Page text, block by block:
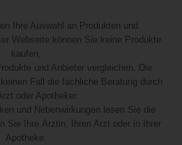
Ihre Auswahl an Produkten und
Webseite können Sie keine Produkte
kaufen,
und Anbieter vergleichen. Die
Fall die fachliche Beratung durch
oder Apotheker.
und Nebenwirkungen lesen Sie die
Sie Ihre Ärztin, Ihren Arzt oder in Ihrer
Apotheke.